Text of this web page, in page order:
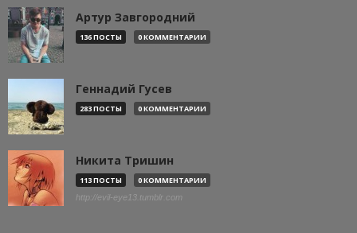
Артур Завгородний
136 ПОСТЫ 0 КОММЕНТАРИИ
Геннадий Гусев
283 ПОСТЫ 0 КОММЕНТАРИИ
Никита Тришин
113 ПОСТЫ 0 КОММЕНТАРИИ
http://evil-eye13.tumblr.com